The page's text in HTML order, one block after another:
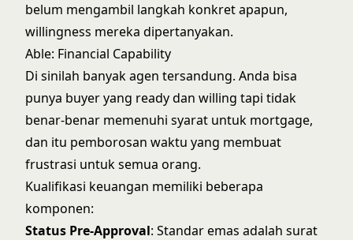
belum mengambil langkah konkret apapun,
willingness mereka dipertanyakan.
Able: Financial Capability
Di sinilah banyak agen tersandung. Anda bisa
punya buyer yang ready dan willing tapi tidak
benar-benar memenuhi syarat untuk mortgage,
dan itu pemborosan waktu yang membuat
frustrasi untuk semua orang.
Kualifikasi keuangan memiliki beberapa
komponen:
Status Pre-Approval: Standar emas adalah surat